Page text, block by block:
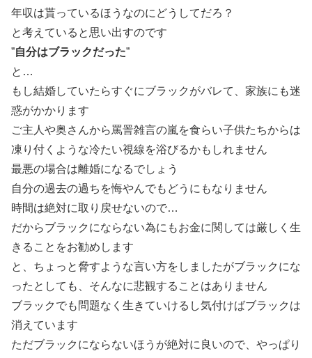
年収は貰っているほうなのにどうしてだろ？
と考えていると思い出すのです
”自分はブラックだった”
と…
もし結婚していたらすぐにブラックがバレて、家族にも迷
惑がかかります
ご主人や奥さんから罵詈雑言の嵐を食らい子供たちからは
凍り付くような冷たい視線を浴びるかもしれません
最悪の場合は離婚になるでしょう
自分の過去の過ちを悔やんでもどうにもなりません
時間は絶対に取り戻せないので…
だからブラックにならない為にもお金に関しては厳しく生
きることをお勧めします
と、ちょっと脅すような言い方をしましたがブラックにな
ったとしても、そんなに悲観することはありません
ブラックでも問題なく生きていけるし気付けばブラックは
消えています
ただブラックにならないほうが絶対に良いので、やっぱり